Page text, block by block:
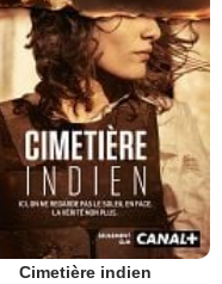
Cimetière indien